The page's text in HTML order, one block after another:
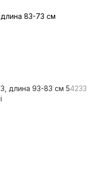
83-73 см